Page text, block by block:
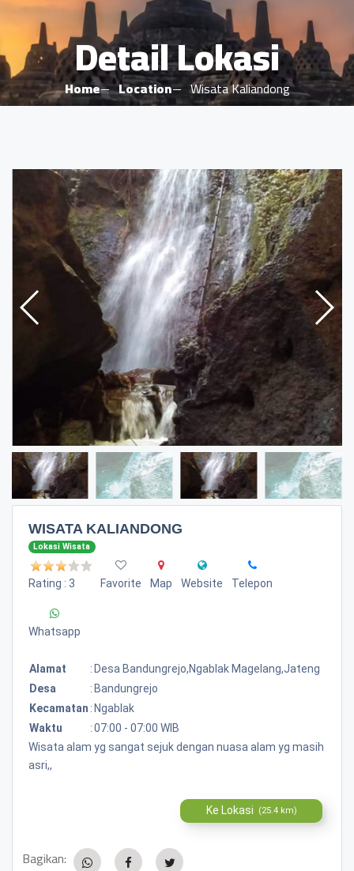
Detail Lokasi
Home Location Wisata Kaliandong
WISATA KALIANDONG
Lokasi Wisata
Rating : 3 Favorite Map Website Telepon
Whatsapp
Alamat : Desa Bandungrejo,ngablak Magelang,jateng
Desa
: Bandungrejo
Kecamatan : Ngablak
Waktu
:07:00 - 07:00 WIB
Wisata alam yg sangat sejuk dengan nuasa alam yg masih
asri,,
Ke Lokasi (25.4 km)
Bagikan: